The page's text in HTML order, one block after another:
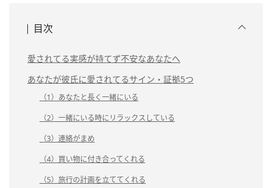
目次
愛されてる実感が持てず不安なあなたへ
あなたが彼氏に愛されてるサイン・証拠5つ
（1）あなたと長く一緒にいる
（2）一緒にいる時にリラックスしている
（3）連絡がまめ
（4）買い物に付き合ってくれる
（5）旅行の計画を立ててくれる